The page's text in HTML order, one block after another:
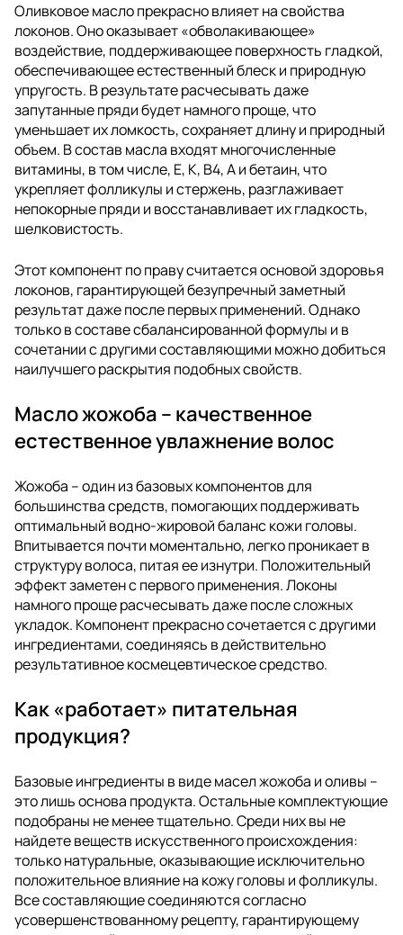
Оливковое масло прекрасно влияет на свойства
локонов. Оно оказывает «обволакивающее»
воздействие, поддерживающее поверхность гладкой,
обеспечивающее естественный блеск и природную
упругость. В результате расчесывать даже
запутанные пряди будет намного проще, что
уменьшает их ломкость, сохраняет длину и природный
объем. В состав масла входят многочисленные
витамины, в том числе, Е, К, В4, А и бетаин, что
укрепляет фолликулы и стержень, разглаживает
непокорные пряди и восстанавливает их гладкость,
шелковистость.
Этот компонент по праву считается основой здоровья
локонов, гарантирующей безупречный заметный
результат даже после первых применений. Однако
только в составе сбалансированной формулы и в
сочетании с другими составляющими можно добиться
наилучшего раскрытия подобных свойств.
Масло жожоба – качественное
естественное увлажнение волос
Жожоба – один из базовых компонентов для
большинства средств, помогающих поддерживать
оптимальный водно-жировой баланс кожи головы.
Впитывается почти моментально, легко проникает в
структуру волоса, питая ее изнутри. Положительный
эффект заметен с первого применения. Локоны
намного проще расчесывать даже после сложных
укладок. Компонент прекрасно сочетается с другими
ингредиентами, соединяясь в действительно
результативное космецевтическое средство.
Как «работает» питательная
продукция?
Базовые ингредиенты в виде масел жожоба и оливы –
это лишь основа продукта. Остальные комплектующие
подобраны не менее тщательно. Среди них вы не
найдете веществ искусственного происхождения:
только натуральные, оказывающие исключительно
положительное влияние на кожу головы и фолликулы.
Все составляющие соединяются согласно
усовершенствованному рецепту, гарантирующему